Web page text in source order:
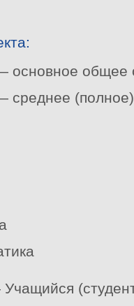
основное общее
среднее